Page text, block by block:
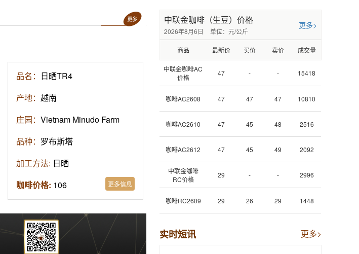
咖啡价格:106 更多信息 中联金咖啡（生豆）价格
2026年8月6日 单位：元/公斤
更多>
商品 最新价 买价 卖价 成交量
中联金咖啡AC
价格
47 - - 15418
咖啡AC2608 47 47 47 10810
咖啡AC2610 47 45 48 2516
咖啡AC2612 47 45 49 2092
中联金咖啡
RC价格
29 - - 2996
咖啡RC2609 29 26 29 1448
实时短讯 更多>